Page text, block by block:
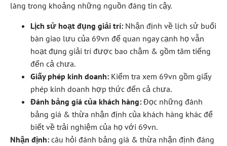
làng trong khoảng những nguồn đáng tin cậy.
Lịch sử hoạt đụng giải trí: Nhận định về lịch sử buổi
bàn giao lưu của 69vn để quan ngay cạnh họ vẫn
hoạt đụng giải trí được bao chậm & gồm tăm tiếng
đến cả chưa.
Giấy phép kinh doanh: Kiểm tra xem 69vn gồm giấy
phép kinh doanh hợp thức đến cả chưa.
Đánh bảng giá của khách hàng: Đọc những đánh
bảng giá & thừa nhận định của khách hàng khác để
biết về trải nghiệm của họ với 69vn.
Nhận định: câu hỏi đánh bảng giá & thừa nhận định đáng